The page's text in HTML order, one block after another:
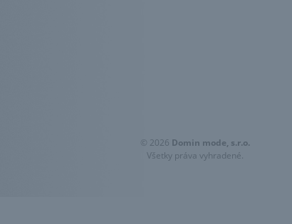
© 2026 Domin mode, s.r.o.
Všetky práva vyhradené.